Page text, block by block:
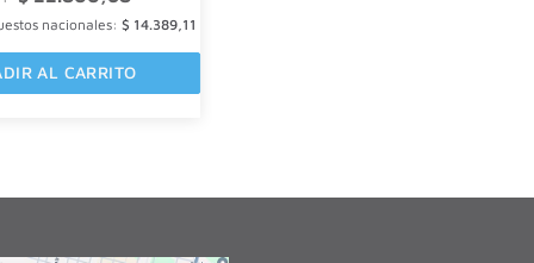
precio
original
$ 30.400,91.
actual
$ 22.800,68.
nacionales: $ 14.389,11
AL CARRITO